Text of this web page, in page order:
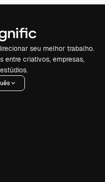
seu melhor trabalho.
entre criativos, empresas,